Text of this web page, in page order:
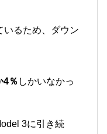
いるため、ダウン
4％ しかいなかっ
3に引き続